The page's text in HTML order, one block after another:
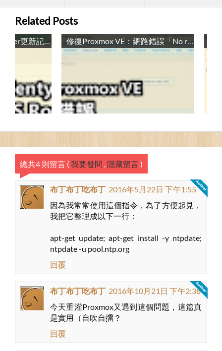
Related Posts
Zentyal的DLLL-CIAS Router更新記錄 / DLLL-CIAS Router Moduel Update 修復Proxmox VE：網路錯誤「No route to host (595)」 / Fix Proxmox VE: Network error “No route to host (595)”
總共4 則留言 ( 我要發問 ,隱藏留言)
布丁布丁吃布丁 2016年5月22日 下午1:55
因為我常常使用這個指令，為了方便起見，
我把它整理成以下一行：
apt-get update; apt-get install -y ntpdate;
ntpdate -u pool.ntp.org
回覆
布丁布丁吃布丁 2016年10月21日 下午2:38
今天重灌Proxmox又遇到這個問題，這篇真
是實用（自吹自擂？
回覆